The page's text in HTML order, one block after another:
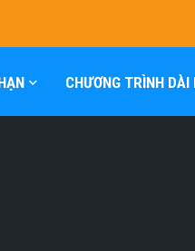
CHƯƠNG TRÌNH DÀI